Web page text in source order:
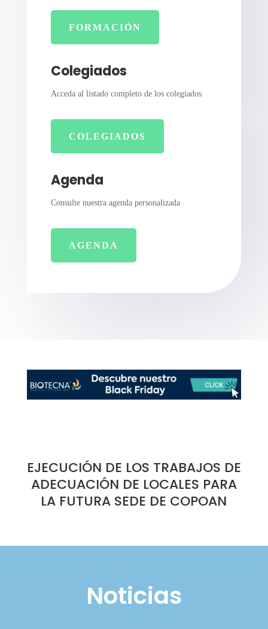
FORMACIÓN
Colegiados
Acceda al listado completo de los colegiados
COLEGIADOS
Agenda
Consulte nuestra agenda personalizada
AGENDA
EJECUCIÓN DE LOS TRABAJOS DE
ADECUACIÓN DE LOCALES PARA
LA FUTURA SEDE DE COPOAN
Noticias